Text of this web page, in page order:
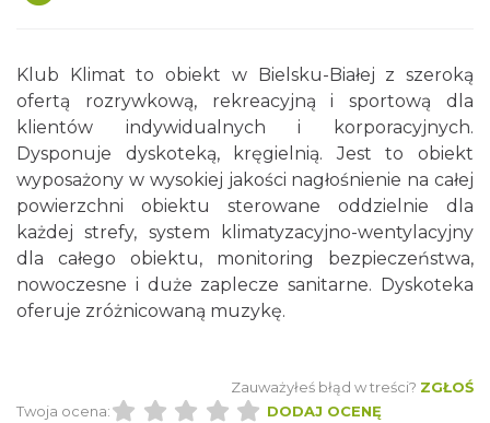
Klub Klimat to obiekt w Bielsku-Białej z szeroką
ofertą rozrywkową, rekreacyjną i sportową dla
klientów indywidualnych i korporacyjnych.
Dysponuje dyskoteką, kręgielnią. Jest to obiekt
wyposażony w wysokiej jakości nagłośnienie na całej
powierzchni obiektu sterowane oddzielnie dla
każdej strefy, system klimatyzacyjno-wentylacyjny
dla całego obiektu, monitoring bezpieczeństwa,
nowoczesne i duże zaplecze sanitarne. Dyskoteka
oferuje zróżnicowaną muzykę.
Zauważyłeś błąd w treści? ZGŁOŚ
Twoja ocena:
DODAJ OCENĘ